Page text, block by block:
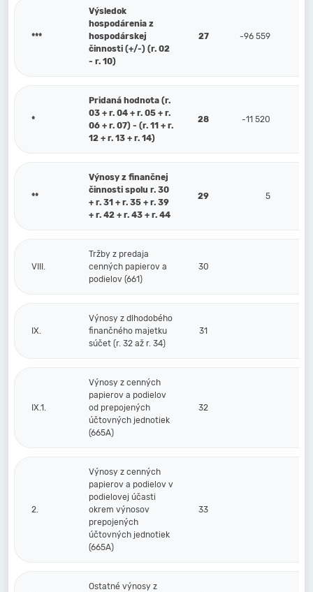
***
Výsledok
hospodárenia z
hospodárskej
činnosti (+/-) (r. 02
- r. 10)
27 -96 559
*
Pridaná hodnota (r.
03 + r. 04 + r. 05 + r.
06 + r. 07) - (r. 11 + r.
12 + r. 13 + r. 14)
28 -11 520
**
Výnosy z finančnej
činnosti spolu r. 30
+ r. 31 + r. 35 + r. 39
+ r. 42 + r. 43 + r. 44
29 5
VIII.
Tržby z predaja
cenných papierov a
podielov (661)
30
IX.
Výnosy z dlhodobého
finančného majetku
súčet (r. 32 až r. 34)
31
IX.1.
Výnosy z cenných
papierov a podielov
od prepojených
účtovných jednotiek
(665A)
32
2.
Výnosy z cenných
papierov a podielov v
podielovej účasti
okrem výnosov
prepojených
účtovných jednotiek
(665A)
33
Ostatné výnosy z